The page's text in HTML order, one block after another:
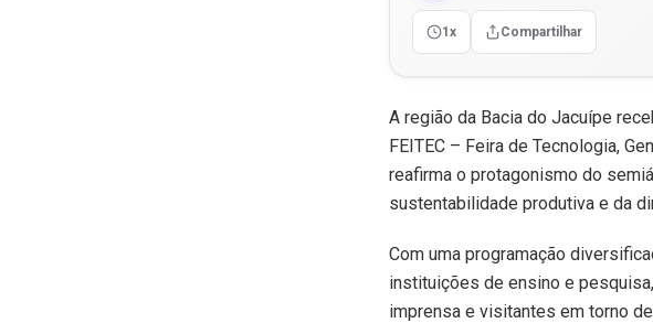
1x Compartilhar
A região da Bacia do Jacuípe
FEITEC – Feira de Tecnologia,
reafirma o protagonismo do
sustentabilidade produtiva e da
Com uma programação
instituições de ensino e
imprensa e visitantes em torno